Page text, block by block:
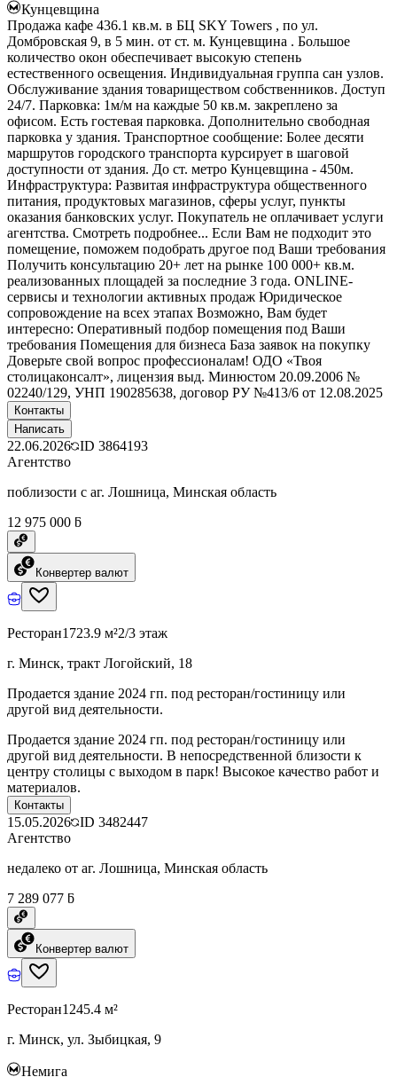
Кунцевщина
Продажа кафе 436.1 кв.м. в БЦ SKY Towers , по ул.
Домбровская 9, в 5 мин. от ст. м. Кунцевщина . Большое
количество окон обеспечивает высокую степень
естественного освещения. Индивидуальная группа сан узлов.
Обслуживание здания товариществом собственников. Доступ
24/7. Парковка: 1м/м на каждые 50 кв.м. закреплено за
офисом. Есть гостевая парковка. Дополнительно свободная
парковка у здания. Транспортное сообщение: Более десяти
маршрутов городского транспорта курсирует в шаговой
доступности от здания. До ст. метро Кунцевщина - 450м.
Инфраструктура: Развитая инфраструктура общественного
питания, продуктовых магазинов, сферы услуг, пункты
оказания банковских услуг. Покупатель не оплачивает услуги
агентства. Смотреть подробнее... Если Вам не подходит это
помещение, поможем подобрать другое под Ваши требования
Получить консультацию 20+ лет на рынке 100 000+ кв.м.
реализованных площадей за последние 3 года. ONLINE-
сервисы и технологии активных продаж Юридическое
сопровождение на всех этапах Возможно, Вам будет
интересно: Оперативный подбор помещения под Ваши
требования Помещения для бизнеса База заявок на покупку
Доверьте свой вопрос профессионалам! ОДО «Твоя
столицаконсалт», лицензия выд. Минюстом 20.09.2006 №
02240/129, УНП 190285638, договор РУ №413/6 от 12.08.2025
Контакты
Написать
22.06.2026 ID 3864193
Агентство
поблизости с аг. Лошница, Минская область
12 975 000 ƃ
Конвертер валют
Ресторан1723.9 м²2/3 этаж
г. Минск, тракт Логойский, 18
Продается здание 2024 гп. под ресторан/гостиницу или
другой вид деятельности.
Продается здание 2024 гп. под ресторан/гостиницу или
другой вид деятельности. В непосредственной близости к
центру столицы с выходом в парк! Высокое качество работ и
материалов.
Контакты
15.05.2026 ID 3482447
Агентство
недалеко от аг. Лошница, Минская область
7 289 077 ƃ
Конвертер валют
Ресторан1245.4 м²
г. Минск, ул. Зыбицкая, 9
Немига